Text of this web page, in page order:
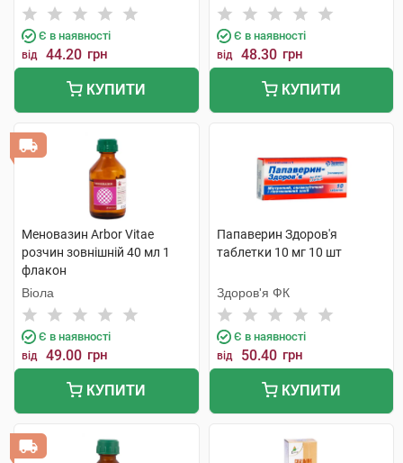
Є в наявності
від 44.20 грн
КУПИТИ
Є в наявності
від 48.30 грн
КУПИТИ
Меновазин Arbor Vitae
розчин зовнішній 40 мл 1
флакон
Віола
Є в наявності
від 49.00 грн
КУПИТИ
Папаверин Здоров'я
таблетки 10 мг 10 шт
Здоров'я ФК
Є в наявності
від 50.40 грн
КУПИТИ